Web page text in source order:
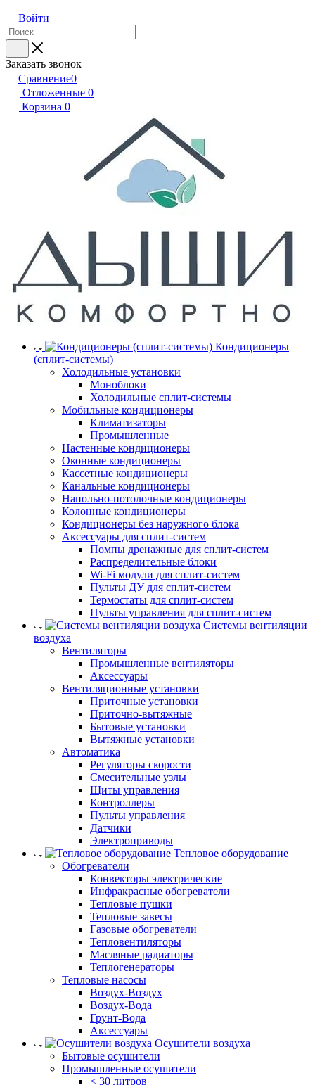
Войти
Заказать звонок
Сравнение0
Отложенные 0
Корзина 0
Кондиционеры
(сплит-системы)
Холодильные установки
Моноблоки
Холодильные сплит-системы
Мобильные кондиционеры
Климатизаторы
Промышленные
Настенные кондиционеры
Оконные кондиционеры
Кассетные кондиционеры
Канальные кондиционеры
Напольно-потолочные кондиционеры
Колонные кондиционеры
Кондиционеры без наружного блока
Аксессуары для сплит-систем
Помпы дренажные для сплит-систем
Распределительные блоки
Wi-Fi модули для сплит-систем
Пульты ДУ для сплит-систем
Термостаты для сплит-систем
Пульты управления для сплит-систем
Системы вентиляции
воздуха
Вентиляторы
Промышленные вентиляторы
Аксессуары
Вентиляционные установки
Приточные установки
Приточно-вытяжные
Бытовые установки
Вытяжные установки
Автоматика
Регуляторы скорости
Смесительные узлы
Щиты управления
Контроллеры
Пульты управления
Датчики
Электроприводы
Тепловое оборудование
Обогреватели
Конвекторы электрические
Инфракрасные обогреватели
Тепловые пушки
Тепловые завесы
Газовые обогреватели
Тепловентиляторы
Масляные радиаторы
Теплогенераторы
Тепловые насосы
Воздух-Воздух
Воздух-Вода
Грунт-Вода
Аксессуары
Осушители воздуха
Бытовые осушители
Промышленные осушители
< 30 литров